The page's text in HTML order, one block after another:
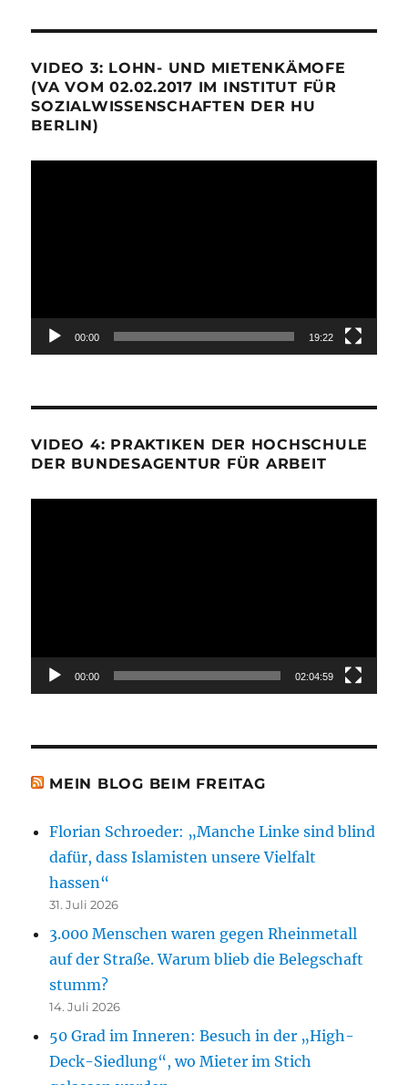
VIDEO 3: LOHN- UND MIETENKÄMOFE
(VA VOM 02.02.2017 IM INSTITUT FÜR
SOZIALWISSENSCHAFTEN DER HU
BERLIN)
00:00 19:22
VIDEO 4: PRAKTIKEN DER HOCHSCHULE
DER BUNDESAGENTUR FÜR ARBEIT
00:00 02:04:59
MEIN BLOG BEIM FREITAG
Florian Schroeder: „Manche Linke sind blind
dafür, dass Islamisten unsere Vielfalt
hassen“
31. Juli 2026
3.000 Menschen waren gegen Rheinmetall
auf der Straße. Warum blieb die Belegschaft
stumm?
14. Juli 2026
50 Grad im Inneren: Besuch in der „High-
Deck-Siedlung“, wo Mieter im Stich